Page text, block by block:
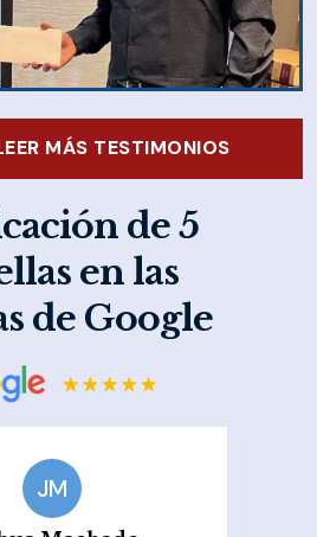
MÁS TESTIMONIOS
de 5
en las
de Google
JM